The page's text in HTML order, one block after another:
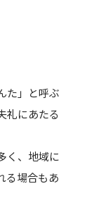
た」と呼ぶ
礼にあたる
く、地域に
る場合もあ